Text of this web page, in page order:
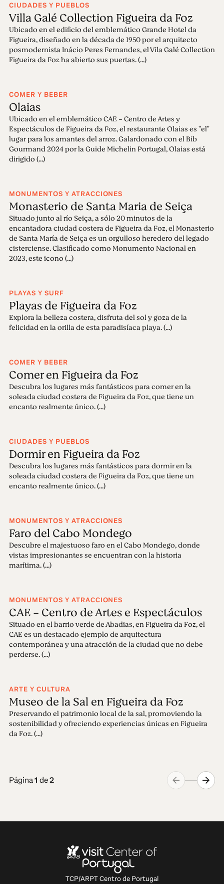
CIUDADES Y PUEBLOS
Villa Galé Collection Figueira da Foz
Ubicado en el edificio del emblemático Grande Hotel da
Figueira, diseñado en la década de 1950 por el arquitecto
posmodernista Inácio Peres Fernandes, el Vila Galé Collection
Figueira da Foz ha abierto sus puertas. (...)
COMER Y BEBER
Olaias
Ubicado en el emblemático CAE - Centro de Artes y
Espectáculos de Figueira da Foz, el restaurante Olaias es "el"
lugar para los amantes del arroz. Galardonado con el Bib
Gourmand 2024 por la Guide Michelin Portugal, Olaias está
dirigido (...)
MONUMENTOS Y ATRACCIONES
Monasterio de Santa Maria de Seiça
Situado junto al río Seiça, a sólo 20 minutos de la
encantadora ciudad costera de Figueira da Foz, el Monasterio
de Santa María de Seiça es un orgulloso heredero del legado
cisterciense. Clasificado como Monumento Nacional en
2023, este icono (...)
PLAYAS Y SURF
Playas de Figueira da Foz
Explora la belleza costera, disfruta del sol y goza de la
felicidad en la orilla de esta paradisíaca playa. (...)
COMER Y BEBER
Comer en Figueira da Foz
Descubra los lugares más fantásticos para comer en la
soleada ciudad costera de Figueira da Foz, que tiene un
encanto realmente único. (...)
CIUDADES Y PUEBLOS
Dormir en Figueira da Foz
Descubra los lugares más fantásticos para dormir en la
soleada ciudad costera de Figueira da Foz, que tiene un
encanto realmente único. (...)
MONUMENTOS Y ATRACCIONES
Faro del Cabo Mondego
Descubre el majestuoso faro en el Cabo Mondego, donde
vistas impresionantes se encuentran con la historia
marítima. (...)
MONUMENTOS Y ATRACCIONES
CAE - Centro de Artes e Espectáculos
Situado en el barrio verde de Abadias, en Figueira da Foz, el
CAE es un destacado ejemplo de arquitectura
contemporánea y una atracción de la ciudad que no debe
perderse. (...)
ARTE Y CULTURA
Museo de la Sal en Figueira da Foz
Preservando el patrimonio local de la sal, promoviendo la
sostenibilidad y ofreciendo experiencias únicas en Figueira
da Foz. (...)
Página1 de2
TCP/ARPT Centro de Portugal